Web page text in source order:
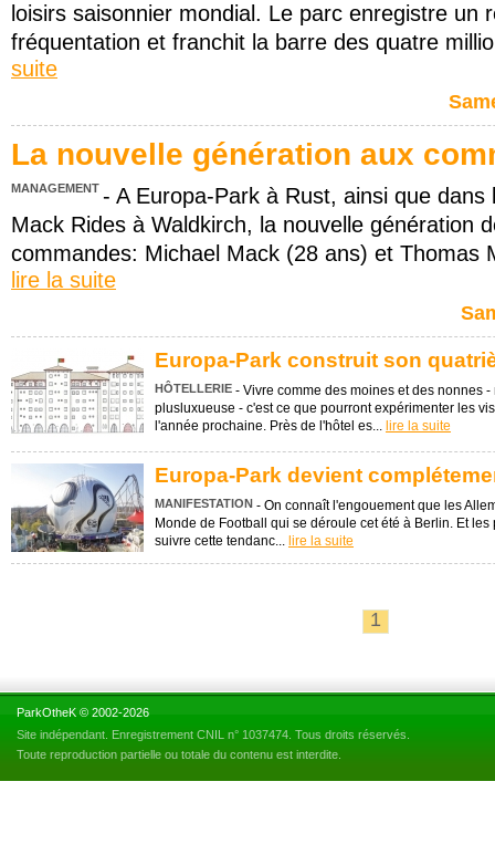
loisirs saisonnier mondial. Le parc enregistre un
fréquentation et franchit la barre des quatre
suite
La nouvelle génération aux
MANAGEMENT - A Europa-Park à Rust, ainsi que
Mack Rides à Waldkirch, la nouvelle génération
commandes: Michael Mack (28 ans) et Thomas
lire la suite
Europa-Park construit son
HÔTELLERIE - Vivre comme des moines et des nonnes
plusluxueuse - c'est ce que pourront expérimenter les
l'année prochaine. Près de l'hôtel es... lire la suite
Europa-Park devient
MANIFESTATION - On connaît l'engouement que les
Monde de Football qui se déroule cet été à Berlin. Et
suivre cette tendanc... lire la suite
1
ParkOtheK © 2002-2026
Site indépendant. Enregistrement CNIL n° 1037474. Tous droits réservés.
Toute reproduction partielle ou totale du contenu est interdite.